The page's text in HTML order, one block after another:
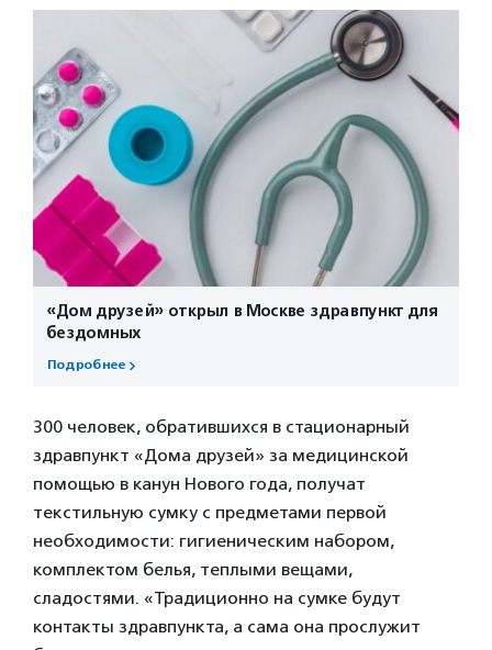
«Дом друзей» открыл в Москве здравпункт для
бездомных
Подробнее
300 человек, обратившихся в стационарный
здравпункт «Дома друзей» за медицинской
помощью в канун Нового года, получат
текстильную сумку с предметами первой
необходимости: гигиеническим набором,
комплектом белья, теплыми вещами,
сладостями. «Традиционно на сумке будут
контакты здравпункта, а сама она прослужит